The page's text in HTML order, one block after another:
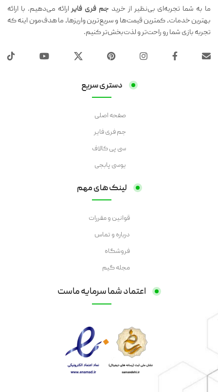
ما به شما تجربه‌ای بی‌نظیر از خرید جم فری فایرارائه می‌دهیم. با ارائه
بهترین خدمات، کمترین قیمت‌ها و سریع‌ترین واریزها، ما هدف‌مون اینه که
تجربه بازی شما رو راحت‌تر و لذت‌بخش‌تر کنیم.
دستری سریع
صفحه اصلی
جم فری فایر
سی پی کالاف
یوسی پابجی
لینک های مهم
قوانین و مقررات
درباره و تماس
فروشگاه
مجله گیم
اعتماد شما سرمایه ماست